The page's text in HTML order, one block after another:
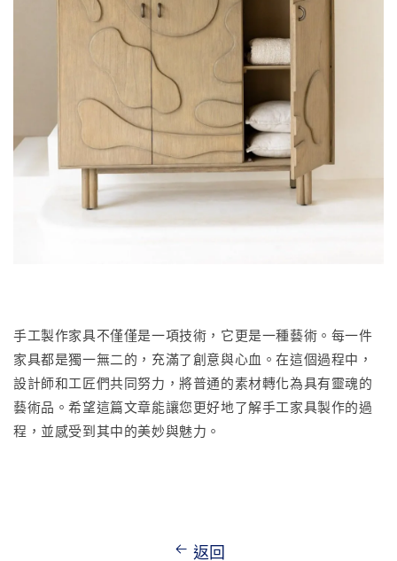
手工製作家具不僅僅是一項技術，它更是一種藝術。每一件
家具都是獨一無二的，充滿了創意與心血。在這個過程中，
設計師和工匠們共同努力，將普通的素材轉化為具有靈魂的
藝術品。希望這篇文章能讓您更好地了解手工家具製作的過
程，並感受到其中的美妙與魅力。
返回